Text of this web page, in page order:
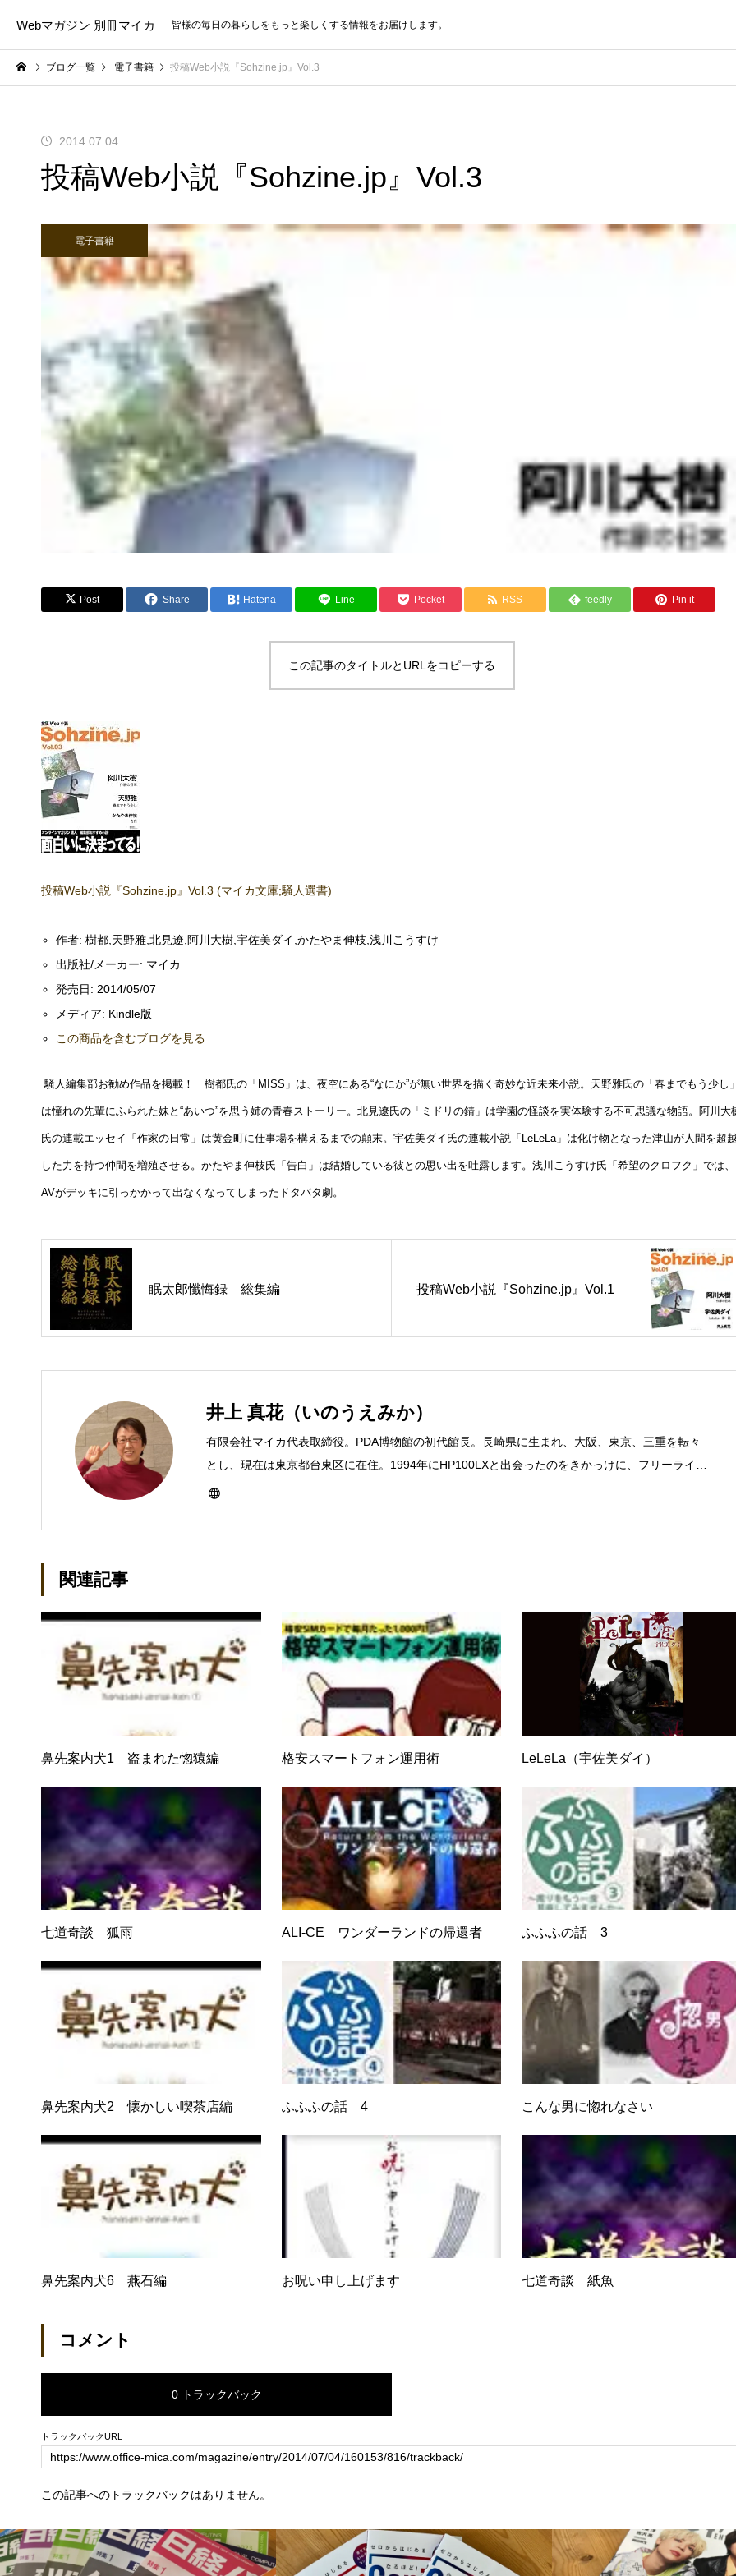
Webマガジン 別冊マイカ 皆様の毎日の暮らしをもっと楽しくする情報をお届けします。
ブログ一覧 電子書籍 投稿Web小説『Sohzine.jp』Vol.3
2014.07.04
投稿Web小説『Sohzine.jp』Vol.3
電子書籍
Post Share Hatena Line Pocket RSS feedly Pin it
この記事のタイトルとURLをコピーする
投稿Web小説『Sohzine.jp』Vol.3 (マイカ文庫;騒人選書)
作者: 樹都,天野雅,北見遼,阿川大樹,宇佐美ダイ,かたやま伸枝,浅川こうすけ
出版社/メーカー: マイカ
発売日: 2014/05/07
メディア: Kindle版
この商品を含むブログを見る
騒人編集部お勧め作品を掲載！ 樹都氏の「MISS」は、夜空にある“なにか”が無い世界を描く奇妙な近未来小説。天野雅氏の「春までもう少し」
は憧れの先輩にふられた妹と“あいつ”を思う姉の青春ストーリー。北見遼氏の「ミドリの錆」は学園の怪談を実体験する不可思議な物語。阿川大
氏の連載エッセイ「作家の日常」は黄金町に仕事場を構えるまでの顛末。宇佐美ダイ氏の連載小説「LeLeLa」は化け物となった津山が人間を超越
した力を持つ仲間を増殖させる。かたやま伸枝氏「告白」は結婚している彼との思い出を吐露します。浅川こうすけ氏「希望のクロフク」では、
AVがデッキに引っかかって出なくなってしまったドタバタ劇。
眠太郎懺悔録 総集編 投稿Web小説『Sohzine.jp』Vol.1
井上 真花（いのうえみか）
有限会社マイカ代表取締役。PDA博物館の初代館長。長崎県に生まれ、大阪、東京、三重を転々
とし、現在は東京都台東区に在住。1994年にHP100LXと出会ったのをきかっけに、フリーライタ
ーとして雑誌、書籍などで執筆するようになり、1997年に上京して技術評論社に入社。その後再
などBtoCコンテンツ、および広告やカタログ、導入事例などBtoBコンテンツの制作。プライベー
関連記事
鼻先案内犬1 盗まれた惚猿編 格安スマートフォン運用術 LeLeLa（宇佐美ダイ）
七道奇談 狐雨 ALI-CE ワンダーランドの帰還者 ふふふの話 3
鼻先案内犬2 懐かしい喫茶店編 ふふふの話 4 こんな男に惚れなさい
鼻先案内犬6 燕石編 お呪い申し上げます 七道奇談 紙魚
コメント
0 トラックバック
トラックバックURL
この記事へのトラックバックはありません。